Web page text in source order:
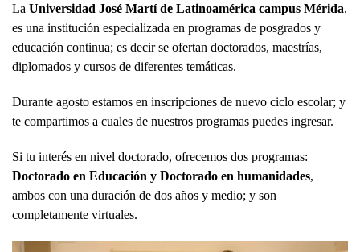
La Universidad José Martí de Latinoamérica campus Mérida,
es una institución especializada en programas de posgrados y
educación continua; es decir se ofertan doctorados, maestrías,
diplomados y cursos de diferentes temáticas.
Durante agosto estamos en inscripciones de nuevo ciclo escolar; y
te compartimos a cuales de nuestros programas puedes ingresar.
Si tu interés en nivel doctorado, ofrecemos dos programas:
Doctorado en Educación y Doctorado en humanidades,
ambos con una duración de dos años y medio; y son
completamente virtuales.